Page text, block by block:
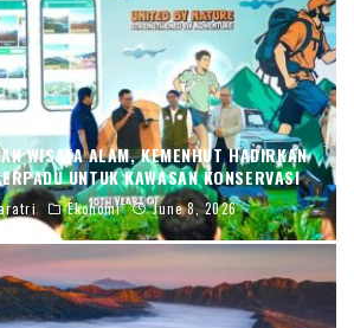
WISATA ALAM, KEMENHUT HADIRKAN
UNTUK KAWASAN KONSERVASI
Ekonomi June 8, 2026